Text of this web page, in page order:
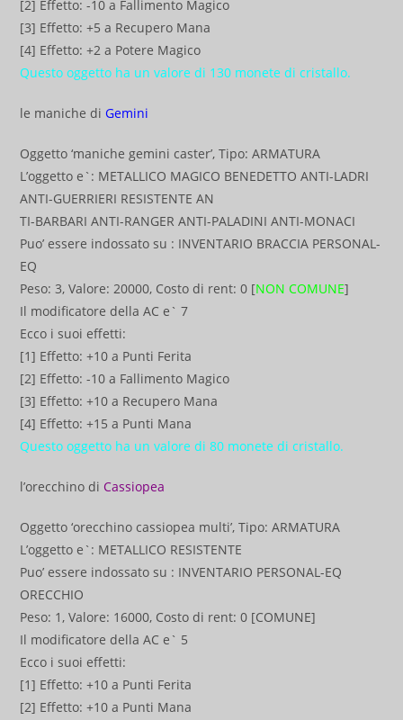
[2] Effetto: -10 a Fallimento Magico
[3] Effetto: +5 a Recupero Mana
[4] Effetto: +2 a Potere Magico
Questo oggetto ha un valore di 130 monete di cristallo.
le maniche di Gemini
Oggetto ‘maniche gemini caster’, Tipo: ARMATURA
L’oggetto e`: METALLICO MAGICO BENEDETTO ANTI-LADRI
ANTI-GUERRIERI RESISTENTE AN
TI-BARBARI ANTI-RANGER ANTI-PALADINI ANTI-MONACI
Puo’ essere indossato su : INVENTARIO BRACCIA PERSONAL-
EQ
Peso: 3, Valore: 20000, Costo di rent: 0 [NON COMUNE]
Il modificatore della AC e` 7
Ecco i suoi effetti:
[1] Effetto: +10 a Punti Ferita
[2] Effetto: -10 a Fallimento Magico
[3] Effetto: +10 a Recupero Mana
[4] Effetto: +15 a Punti Mana
Questo oggetto ha un valore di 80 monete di cristallo.
l’orecchino di Cassiopea
Oggetto ‘orecchino cassiopea multi’, Tipo: ARMATURA
L’oggetto e`: METALLICO RESISTENTE
Puo’ essere indossato su : INVENTARIO PERSONAL-EQ
ORECCHIO
Peso: 1, Valore: 16000, Costo di rent: 0 [COMUNE]
Il modificatore della AC e` 5
Ecco i suoi effetti:
[1] Effetto: +10 a Punti Ferita
[2] Effetto: +10 a Punti Mana